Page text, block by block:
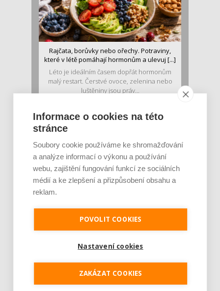
Rajčata, borůvky nebo ořechy. Potraviny,
které v létě pomáhají hormonům a ulevuj [...]
Léto je ideálním časem dopřát hormonům
malý restart. Čerstvé ovoce, zelenina nebo
luštěniny jsou práv...
stravě ho mám dostatek. Znáte nejčastějš [...]
Pojem protein již nějakou dobu rezonuje
v oblasti zdraví, výživy i dlouhověkosti. Přesto
Informace o cookies na této
stránce
Soubory cookie používáme ke shromažďování
a analýze informací o výkonu a používání
webu, zajištění fungování funkcí ze sociálních
médií a ke zlepšení a přizpůsobení obsahu a
reklam.
POVOLIT COOKIES
Nastavení cookies
ZAKÁZAT COOKIES